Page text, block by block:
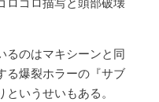
るのはマキシーンと同
る爆裂ホラーの『サブ
いうせいもある。